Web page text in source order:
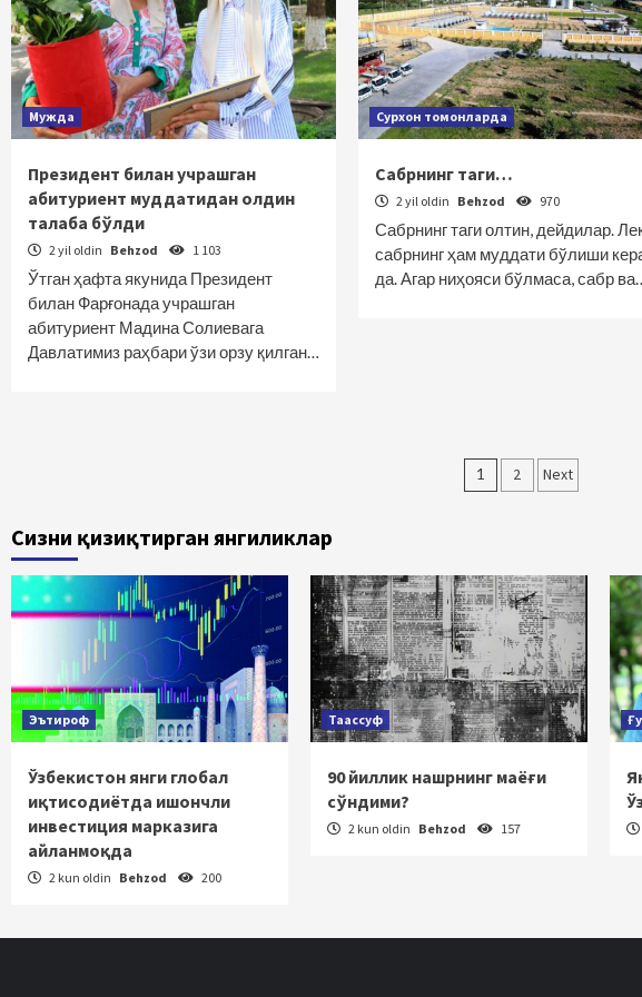
Мужда
Президент билан учрашган
абитуриент муддатидан олдин
талаба бўлди
2 yil oldin Behzod 1 103
Ўтган ҳафта якунида Президент
билан Фарғонада учрашган
абитуриент Мадина Солиевага
Давлатимиз раҳбари ўзи орзу қилган…
Сурхон томонларда
Сабрнинг таги…
2 yil oldin Behzod 970
Сабрнинг таги олтин, дейдилар.
сабрнинг ҳам муддати бўлиши
да. Агар ниҳояси бўлмаса, сабр
Maqolalar
1 2 Next
Сизни қизиқтирган янгиликлар
Эътироф
Ўзбекистон янги глобал
иқтисодиётда ишончли
инвестиция марказига
айланмоқда
2 kun oldin Behzod 200
Таассуф
90 йиллик нашрнинг маёғи
сўндими?
2 kun oldin Behzod 157